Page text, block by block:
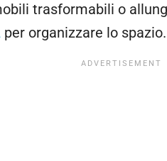
trasformabili o
per organizzare lo spazio.